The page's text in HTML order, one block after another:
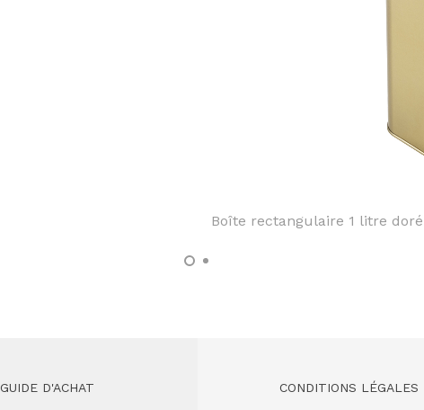
Boîte rectangulaire 1 litre doré
GUIDE D'ACHAT CONDITIONS LÉGALES